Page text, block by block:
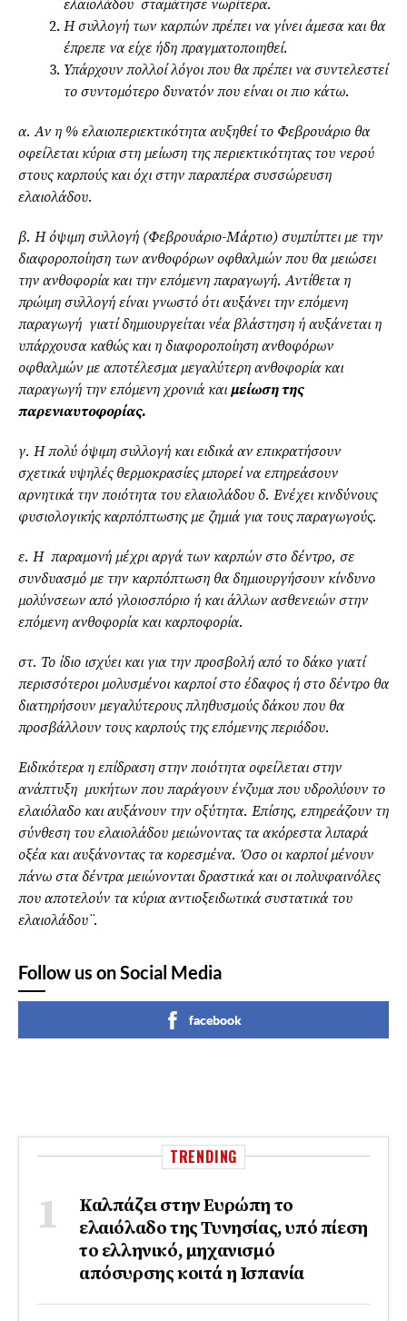
ελαιολάδου σταμάτησε νωρίτερα.
Η συλλογή των καρπών πρέπει να γίνει άμεσα και θα
έπρεπε να είχε ήδη πραγματοποιηθεί.
Υπάρχουν πολλοί λόγοι που θα πρέπει να συντελεστεί
το συντομότερο δυνατόν που είναι οι πιο κάτω.
α. Αν η % ελαιοπεριεκτικότητα αυξηθεί το Φεβρουάριο θα
οφείλεται κύρια στη μείωση της περιεκτικότητας του νερού
στους καρπούς και όχι στην παραπέρα συσσώρευση
ελαιολάδου.
β. Η όψιμη συλλογή (Φεβρουάριο-Μάρτιο) συμπίπτει με την
διαφοροποίηση των ανθοφόρων οφθαλμών που θα μειώσει
την ανθοφορία και την επόμενη παραγωγή. Αντίθετα η
πρώιμη συλλογή είναι γνωστό ότι αυξάνει την επόμενη
παραγωγή γιατί δημιουργείται νέα βλάστηση ή αυξάνεται η
υπάρχουσα καθώς και η διαφοροποίηση ανθοφόρων
οφθαλμών με αποτέλεσμα μεγαλύτερη ανθοφορία και
παραγωγή την επόμενη χρονιά και μείωση της
παρενιαυτοφορίας.
γ. Η πολύ όψιμη συλλογή και ειδικά αν επικρατήσουν
σχετικά υψηλές θερμοκρασίες μπορεί να επηρεάσουν
αρνητικά την ποιότητα του ελαιολάδου δ. Ενέχει κινδύνους
φυσιολογικής καρπόπτωσης με ζημιά για τους παραγωγούς.
ε. Η παραμονή μέχρι αργά των καρπών στο δέντρο, σε
συνδυασμό με την καρπόπτωση θα δημιουργήσουν κίνδυνο
μολύνσεων από γλοιοσπόριο ή και άλλων ασθενειών στην
επόμενη ανθοφορία και καρποφορία.
στ. Το ίδιο ισχύει και για την προσβολή από το δάκο γιατί
περισσότεροι μολυσμένοι καρποί στο έδαφος ή στο δέντρο θα
διατηρήσουν μεγαλύτερους πληθυσμούς δάκου που θα
προσβάλλουν τους καρπούς της επόμενης περιόδου.
Ειδικότερα η επίδραση στην ποιότητα οφείλεται στην
ανάπτυξη μυκήτων που παράγουν ένζυμα που υδρολύουν το
ελαιόλαδο και αυξάνουν την οξύτητα. Επίσης, επηρεάζουν τη
σύνθεση του ελαιολάδου μειώνοντας τα ακόρεστα λιπαρά
οξέα και αυξάνοντας τα κορεσμένα. Όσο οι καρποί μένουν
πάνω στα δέντρα μειώνονται δραστικά και οι πολυφαινόλες
που αποτελούν τα κύρια αντιοξειδωτικά συστατικά του
ελαιολάδου¨.
Follow us on Social Media
facebook
TRENDING
Καλπάζει στην Ευρώπη το
ελαιόλαδο της Τυνησίας, υπό πίεση
το ελληνικό, μηχανισμό
απόσυρσης κοιτά η Ισπανία